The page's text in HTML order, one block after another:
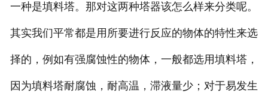
一种是填料塔。那对这两种塔器该怎么样来分类呢。
其实我们平常都是用所要进行反应的物体的特性来选
择的，例如有强腐蚀性的物体，一般都选用填料塔，
因为填料塔耐腐蚀，耐高温，滞液量少；对于易发生